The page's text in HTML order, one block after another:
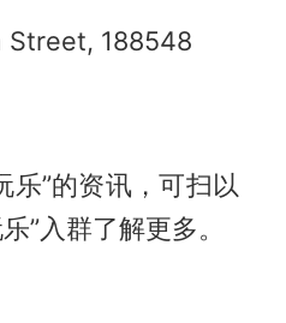
Street, 188548
乐”的资讯，可扫以
”入群了解更多。